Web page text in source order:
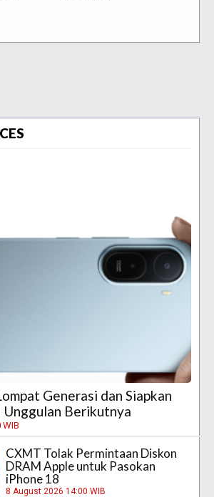
Generasi dan Siapkan
Unggulan Berikutnya
CXMT Tolak Permintaan Diskon
DRAM Apple untuk Pasokan
iPhone 18
8 August 2026 14:00 WIB